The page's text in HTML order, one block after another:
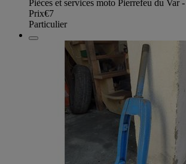
Pièces et services moto Pierrefeu du Var
Prix€7
Particulier